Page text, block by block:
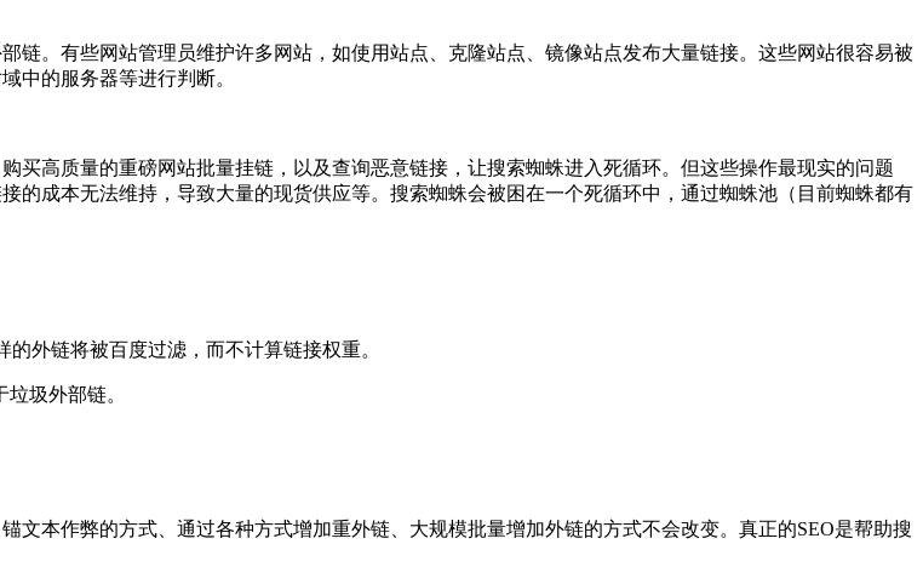
链。有些网站管理员维护许多网站，如使用站点、克隆站点、镜像站点发布大量链接。这些网站很容易被
中的服务器等进行判断。
买高质量的重磅网站批量挂链，以及查询恶意链接，让搜索蜘蛛进入死循环。但这些操作最现实的问题
的成本无法维持，导致大量的现货供应等。搜索蜘蛛会被困在一个死循环中，通过蜘蛛池（目前蜘蛛都有
的外链将被百度过滤，而不计算链接权重。
垃圾外部链。
本作弊的方式、通过各种方式增加重外链、大规模批量增加外链的方式不会改变。真正的SEO是帮助搜